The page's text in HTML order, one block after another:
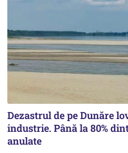
Dezastrul de pe Dunăre
industrie. Până la 80%
anulate